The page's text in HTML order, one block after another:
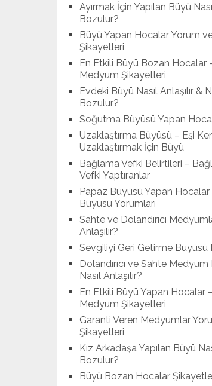
Ayırmak İçin Yapılan Büyü
Bozulur?
Büyü Yapan Hocalar Yorum
Şikayetleri
En Etkili Büyü Bozan Hocalar
Medyum Şikayetleri
Evdeki Büyü Nasıl Anlaşılır &
Bozulur?
Soğutma Büyüsü Yapan
Uzaklaştırma Büyüsü – Eşi
Uzaklaştırmak İçin Büyü
Bağlama Vefki Belirtileri –
Vefki Yaptıranlar
Papaz Büyüsü Yapan Hocalar
Büyüsü Yorumları
Sahte ve Dolandırıcı
Anlaşılır?
Sevgiliyi Geri Getirme Büyüsü
Dolandırıcı ve Sahte
Nasıl Anlaşılır?
En Etkili Büyü Yapan Hocalar –
Medyum Şikayetleri
Garanti Veren Medyumlar
Şikayetleri
Kız Arkadaşa Yapılan Büyü
Bozulur?
Büyü Bozan Hocalar